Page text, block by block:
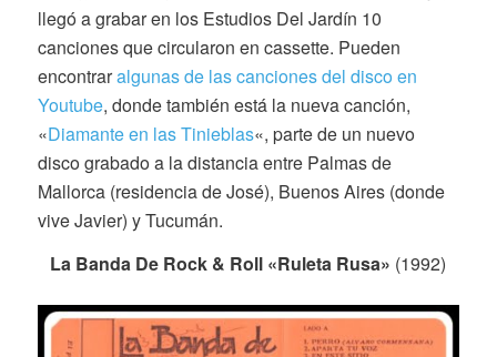
llegó a grabar en los Estudios Del Jardín 10
canciones que circularon en cassette. Pueden
encontraralgunas de las canciones del disco en
Youtube, donde también está la nueva canción,
«Diamante en las Tinieblas«, parte de un nuevo
disco grabado a la distancia entre Palmas de
Mallorca (residencia de José), Buenos Aires (donde
vive Javier) y Tucumán.
La Banda De Rock & Roll «Ruleta Rusa» (1992)